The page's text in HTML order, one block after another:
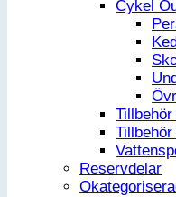
Cykel
Reservdelar